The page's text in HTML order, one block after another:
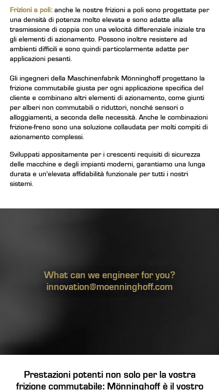
Frizioni a poli: anche le nostre frizioni a poli sono progettate per
una densità di potenza molto elevata e sono adatte alla
trasmissione di coppia con una velocità differenziale iniziale tra
gli elementi di azionamento. Possono inoltre resistere ad
ambienti difficili e sono quindi particolarmente adatte per
applicazioni pesanti.
Gli ingegneri della Maschinenfabrik Mönninghoff progettano la
frizione commutabile giusta per ogni applicazione specifica del
cliente e combinano altri elementi di azionamento, come giunti
per alberi non commutabili o riduttori, nonché sensori o
alloggiamenti, a seconda delle necessità. Anche le combinazioni
frizione-freno sono una soluzione collaudata per molti compiti di
azionamento complessi.
Sviluppati appositamente per i crescenti requisiti di sicurezza
delle macchine e degli impianti moderni, garantiamo una lunga
durata e un'elevata affidabilità funzionale per tutti i nostri
sistemi.
What can we engineer for you?
innovation@moenninghoff.com
Prestazioni potenti non solo per la vostra
frizione commutabile: Mönninghoff è il vostro